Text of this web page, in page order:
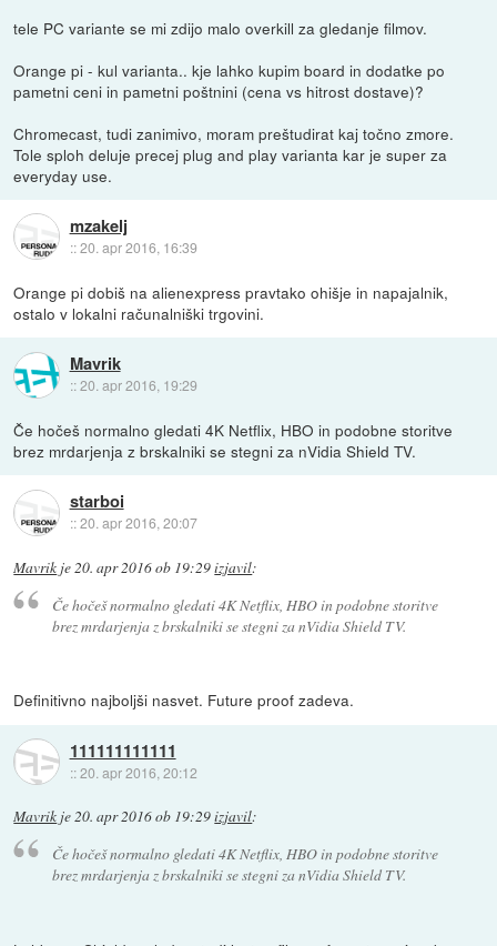
tele PC variante se mi zdijo malo overkill za gledanje filmov.
Orange pi - kul varianta.. kje lahko kupim board in dodatke po
pametni ceni in pametni poštnini (cena vs hitrost dostave)?
Chromecast, tudi zanimivo, moram preštudirat kaj točno zmore.
Tole sploh deluje precej plug and play varianta kar je super za
everyday use.
mzakelj
::20. apr 2016, 16:39
Orange pi dobiš na alienexpress pravtako ohišje in napajalnik,
ostalo v lokalni računalniški trgovini.
Mavrik
::20. apr 2016, 19:29
Če hočeš normalno gledati 4K Netflix, HBO in podobne storitve
brez mrdarjenja z brskalniki se stegni za nVidia Shield TV.
starboi
::20. apr 2016, 20:07
Mavrik je20. apr 2016 ob 19:29izjavil:
Če hočeš normalno gledati 4K Netflix, HBO in podobne storitve
brez mrdarjenja z brskalniki se stegni za nVidia Shield TV.
Definitivno najboljši nasvet. Future proof zadeva.
111111111111
::20. apr 2016, 20:12
Mavrik je20. apr 2016 ob 19:29izjavil:
Če hočeš normalno gledati 4K Netflix, HBO in podobne storitve
brez mrdarjenja z brskalniki se stegni za nVidia Shield TV.